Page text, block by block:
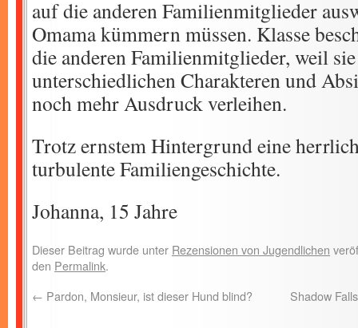
auf die anderen Familienmitglieder
Omama kümmern müssen. Klasse
die anderen Familienmitglieder, weil
unterschiedlichen Charakteren und
noch mehr Ausdruck verleihen.
Trotz ernstem Hintergrund eine
turbulente Familiengeschichte.
Johanna, 15 Jahre
Dieser Beitrag wurde unter Rezensionen von Jugendlichen
den Permalink.
← Pardon, Monsieur, ist dieser Hund blind? Shadow